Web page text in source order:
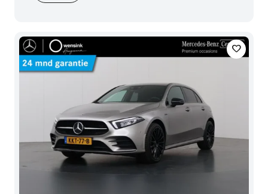
favorite